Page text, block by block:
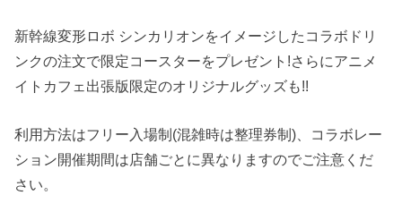
新幹線変形ロボ シンカリオンをイメージしたコラボドリ
ンクの注文で限定コースターをプレゼント!さらにアニメ
イトカフェ出張版限定のオリジナルグッズも!!
利用方法はフリー入場制(混雑時は整理券制)、コラボレー
ション開催期間は店舗ごとに異なりますのでご注意くだ
さい。